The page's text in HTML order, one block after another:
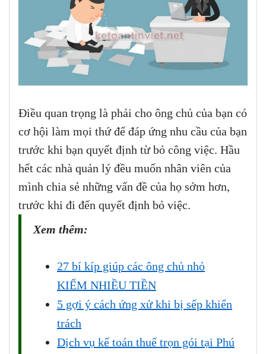
Điều quan trọng là phải cho ông chủ của bạn có
cơ hội làm mọi thứ để đáp ứng nhu cầu của bạn
trước khi bạn quyết định từ bỏ công việc. Hầu
hết các nhà quản lý đều muốn nhân viên của
mình chia sẻ những vấn đề của họ sớm hơn,
trước khi đi đến quyết định bỏ việc.
Xem thêm:
27 bí kíp giúp các ông chủ nhỏ
KIẾM NHIỀU TIỀN
5 gợi ý cách ứng xử khi bị sếp khiển
trách
Dịch vụ kế toán thuế trọn gói tại Phú